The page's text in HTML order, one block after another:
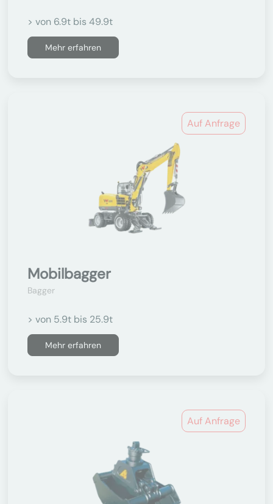
> von 6.9t bis 49.9t
Mehr erfahren
Auf Anfrage
Mobilbagger
Bagger
> von 5.9t bis 25.9t
Mehr erfahren
Auf Anfrage